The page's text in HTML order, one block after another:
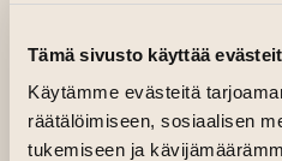
Tämä sivusto käyttää
Käytämme evästeitä
räätälöimiseen, sosiaalisen
tukemiseen ja